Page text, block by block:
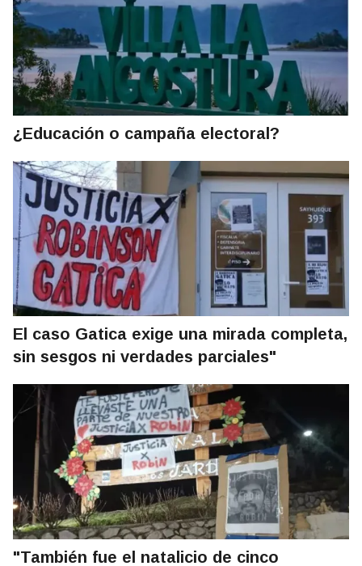
¿Educación o campaña electoral?
El caso Gatica exige una mirada completa,
sin sesgos ni verdades parciales"
"También fue el natalicio de cinco